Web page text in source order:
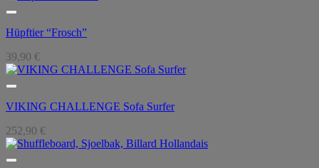
Hüpftier “Frosch”
39,90 €
VIKING CHALLENGE Sofa Surfer
252,90 €